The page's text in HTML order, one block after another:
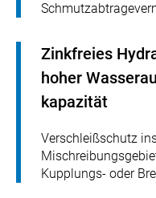
Zinkfreies
hoher
kapazität
Verschleißschutz
Kupplungs- oder